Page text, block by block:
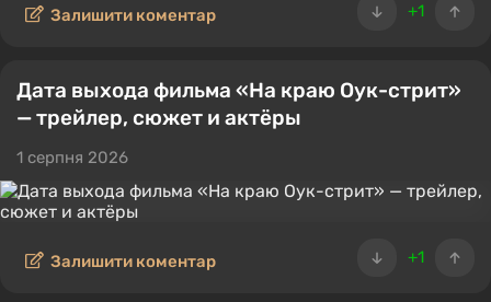
+1
Залишити коментар
Дата выхода фильма «На краю Оук-стрит»
— трейлер, сюжет и актёры
1 серпня 2026
+1
Залишити коментар